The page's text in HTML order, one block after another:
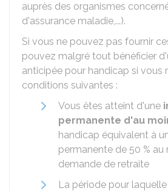
auprès des organismes
d'assurance maladie,...).
Si vous ne pouvez pas fournir
pouvez malgré tout bénéficier
anticipée pour handicap si vous
conditions suivantes :
Vous êtes atteint d'une
permanente d'au
handicap équivalent à
permanente de 50 % au
demande de retraite
La période pour